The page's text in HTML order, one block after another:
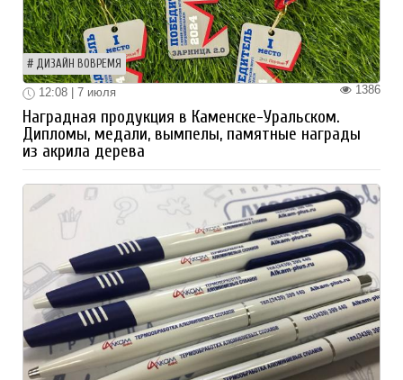
ДИЗАЙН ВОВРЕМЯ
1386
12:08 | 7 июля
Наградная продукция в Каменске-Уральском.
Дипломы, медали, вымпелы, памятные награды
из акрила дерева